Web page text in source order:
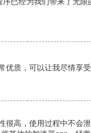
优质，可以让我尽情享受
很高，使用过程中不会